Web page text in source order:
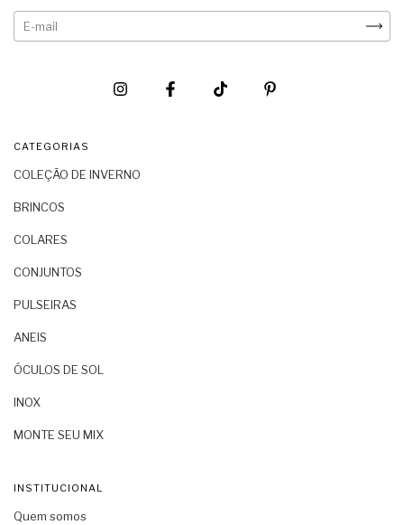
CATEGORIAS
COLEÇÃO DE INVERNO
BRINCOS
COLARES
CONJUNTOS
PULSEIRAS
ANEIS
ÓCULOS DE SOL
INOX
MONTE SEU MIX
INSTITUCIONAL
Quem somos